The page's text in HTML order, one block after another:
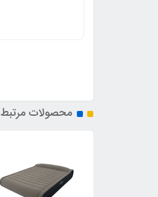
محصولات مرتبط